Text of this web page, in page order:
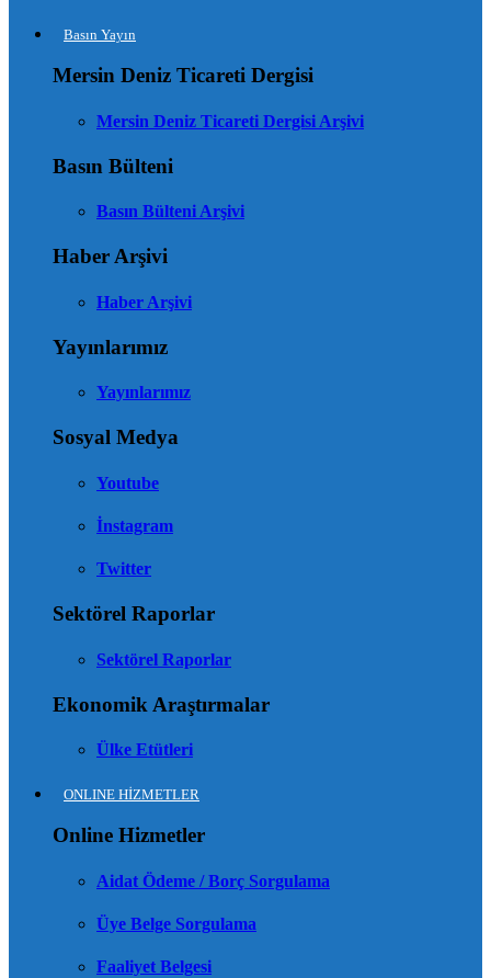
Basın Yayın
Mersin Deniz Ticareti Dergisi
Mersin Deniz Ticareti Dergisi Arşivi
Basın Bülteni
Basın Bülteni Arşivi
Haber Arşivi
Haber Arşivi
Yayınlarımız
Yayınlarımız
Sosyal Medya
Youtube
İnstagram
Twitter
Sektörel Raporlar
Sektörel Raporlar
Ekonomik Araştırmalar
Ülke Etütleri
ONLINE HİZMETLER
Online Hizmetler
Aidat Ödeme / Borç Sorgulama
Üye Belge Sorgulama
Faaliyet Belgesi